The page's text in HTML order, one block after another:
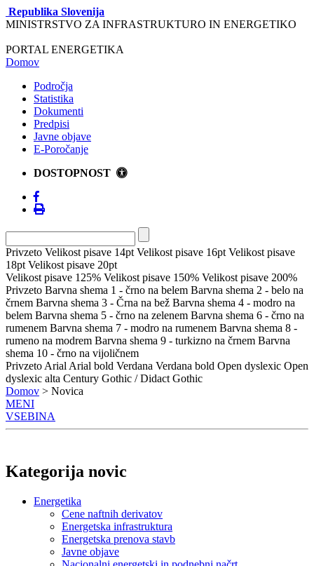
Republika Slovenija
MINISTRSTVO ZA INFRASTRUKTURO IN ENERGETIKO
PORTAL ENERGETIKA
Domov
Področja
Statistika
Dokumenti
Predpisi
Javne objave
E-Poročanje
DOSTOPNOST
Privzeto Velikost pisave 14pt Velikost pisave 16pt Velikost pisave
18pt Velikost pisave 20pt
Velikost pisave 125% Velikost pisave 150% Velikost pisave 200%
Privzeto Barvna shema 1 - črno na belem Barvna shema 2 - belo na
črnem Barvna shema 3 - Črna na bež Barvna shema 4 - modro na
belem Barvna shema 5 - črno na zelenem Barvna shema 6 - črno na
rumenem Barvna shema 7 - modro na rumenem Barvna shema 8 -
rumeno na modrem Barvna shema 9 - turkizno na črnem Barvna
shema 10 - črno na vijoličnem
Privzeto Arial Arial bold Verdana Verdana bold Open dyslexic Open
dyslexic alta Century Gothic / Didact Gothic
Domov > Novica
MENI
VSEBINA
Kategorija novic
Energetika
Cene naftnih derivatov
Energetska infrastruktura
Energetska prenova stavb
Javne objave